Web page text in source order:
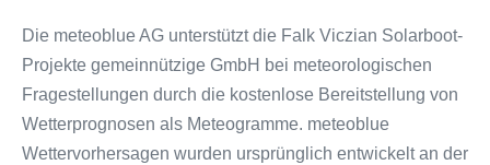
Die meteoblue AG unterstützt die Falk Viczian Solarboot-
Projekte gemeinnützige GmbH bei meteorologischen
Fragestellungen durch die kostenlose Bereitstellung von
Wetterprognosen als Meteogramme. meteoblue
Wettervorhersagen wurden ursprünglich entwickelt an der